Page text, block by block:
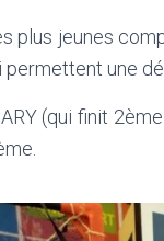
plus jeunes
une
(qui finit